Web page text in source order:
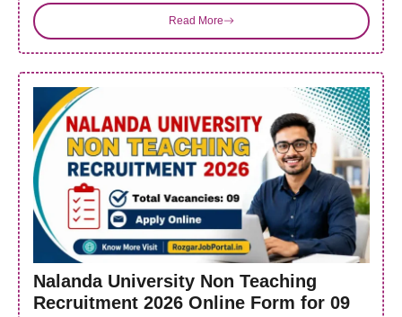
Read More
Nalanda University Non Teaching
Recruitment 2026 Online Form for 09